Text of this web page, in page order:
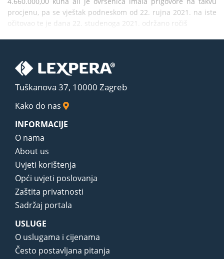
procjenu, pa se vještak podneskom od 22. rujna 2021. na iste
očitovao te je dana 22. studenoga 2021. održano ročiš
Tuškanova 37, 10000 Zagreb
Kako do nas
INFORMACIJE
O nama
About us
Uvjeti korištenja
Opći uvjeti poslovanja
Zaštita privatnosti
Sadržaj portala
USLUGE
O uslugama i cijenama
Često postavljana pitanja